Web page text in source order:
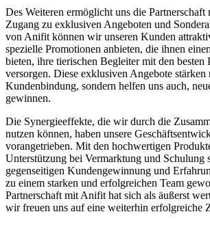
Des Weiteren ermöglicht uns die
Zugang zu exklusiven Angeboten⁤ und
von‍ Anifit können wir unseren Kunden
spezielle ⁤Promotionen anbieten, die ihnen
bieten,⁤ ihre tierischen Begleiter mit den besten
versorgen. Diese exklusiven Angebote stärken
Kundenbindung, ⁢sondern helfen uns auch,
gewinnen.
Die Synergieeffekte, ​die wir‍ durch die
nutzen können, haben unsere
vorangetrieben. Mit den hochwertigen
Unterstützung bei Vermarktung und⁤ Schulung
gegenseitigen Kundengewinnung und
zu‍ einem starken und erfolgreichen Team‌
Partnerschaft ⁢mit Anifit hat sich als äußerst
wir freuen uns auf eine weiterhin erfolgreiche